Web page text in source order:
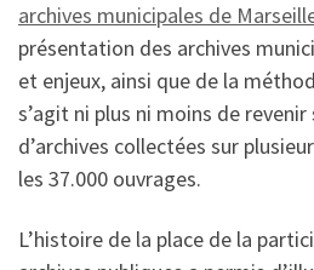
archives municipales de
présentation des archives
et enjeux, ainsi que de la
s’agit ni plus ni moins de
d’archives collectées sur
les 37.000 ouvrages.
L’histoire de la place de la